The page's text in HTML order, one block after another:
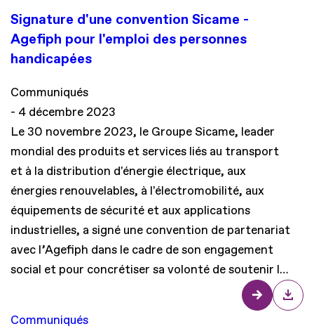
Signature d'une convention Sicame -
Agefiph pour l'emploi des personnes
handicapées
Communiqués
4 décembre 2023
Le 30 novembre 2023, le Groupe Sicame, leader
mondial des produits et services liés au transport
et à la distribution d'énergie électrique, aux
énergies renouvelables, à l'électromobilité, aux
équipements de sécurité et aux applications
industrielles, a signé une convention de partenariat
avec l’Agefiph dans le cadre de son engagement
social et pour concrétiser sa volonté de soutenir l…
Communiqués